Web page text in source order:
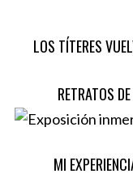
LOS TÍTERES
RETRATOS
MI